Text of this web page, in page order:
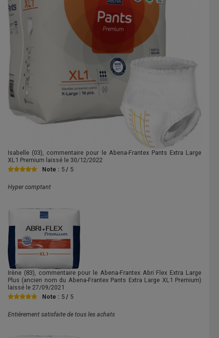
Isabelle (03), commentaire pour le Abena-Frantex Pants Extra Large
XL1 Premium laissé le 30/12/2022
Note : 5 / 5
Hyper comptant
Irène (83), commentaire pour le Abena-Frantex Abri Flex Extra Large
Plus (ancien nom du Abena-Frantex Pants Extra Large XL1 Premium)
laissé le 27/09/2021
Note : 5 / 5
Entièrement satisfaite de tous les achats